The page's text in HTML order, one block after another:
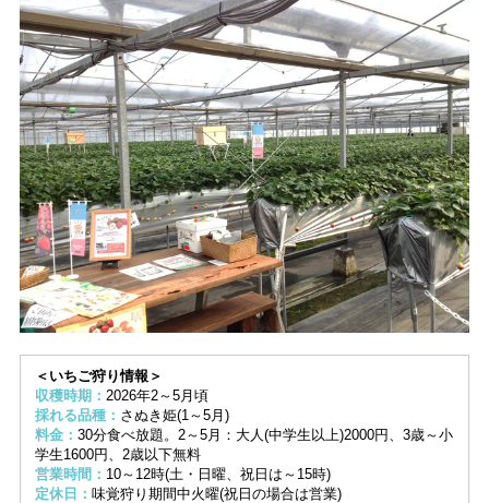
＜いちご狩り情報＞
収穫時期： 2026年2～5月頃
採れる品種： さぬき姫(1～5月)
料金： 30分食べ放題。2～5月：大人(中学生以上)2000円、3歳～小
学生1600円、2歳以下無料
営業時間： 10～12時(土・日曜、祝日は～15時)
定休日： 味覚狩り期間中火曜(祝日の場合は営業)